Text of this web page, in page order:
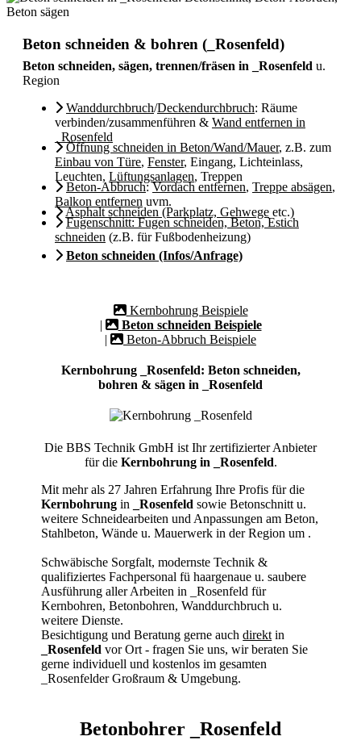
Beton schneiden & bohren (_Rosenfeld)
Beton schneiden, sägen, trennen/fräsen in _Rosenfeld u.
Region
Wanddurchbruch/Deckendurchbruch: Räume
verbinden/zusammenführen & Wand entfernen in
_Rosenfeld
Öffnung schneiden in Beton/Wand/Mauer, z.B. zum
Einbau von Türe, Fenster, Eingang, Lichteinlass,
Leuchten, Lüftungsanlagen, Treppen
Beton-Abbruch:Vordach entfernen, Treppe absägen,
Balkon entfernen uvm.
Asphalt schneiden (Parkplatz, Gehwege etc.)
Fugenschnitt: Fugen schneiden, Beton, Estich
schneiden (z.B. für Fußbodenheizung)
Beton schneiden (Infos/Anfrage)
Kernbohrung Beispiele
|
Beton schneiden Beispiele
|
Beton-Abbruch Beispiele
Kernbohrung _Rosenfeld: Beton schneiden,
bohren & sägen in _Rosenfeld
Die BBS Technik GmbH ist Ihr zertifizierter Anbieter
für die Kernbohrung in _Rosenfeld.
Mit mehr als 27 Jahren Erfahrung Ihre Profis für die
Kernbohrung in _Rosenfeld sowie Betonschnitt u.
weitere Schneidearbeiten und Anpassungen am Beton,
Stahlbeton, Wände u. Mauerwerk in der Region um .
Schwäbische Sorgfalt, modernste Technik &
qualifiziertes Fachpersonalfü haargenaue u. saubere
Ausführung aller Arbeitenin _Rosenfeld für
Kernbohren, Betonbohren, Wanddurchbruch u.
weitere Dienste.
Besichtigung und Beratung gerne auchdirekt in
_Rosenfeld vor Ort - fragen Sie uns, wir beraten Sie
gerne individuell und kostenlos im gesamten
_Rosenfelder Großraum & Umgebung.
Betonbohrer _Rosenfeld